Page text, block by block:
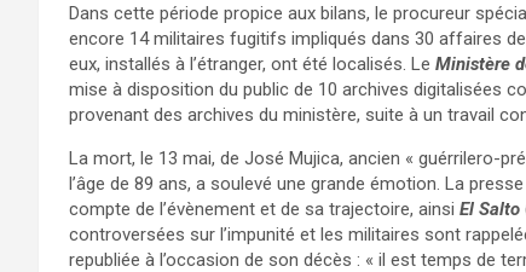
Dans cette période propice aux bilans, le procureur
encore 14 militaires fugitifs impliqués dans 30 affaires
eux, installés à l’étranger, ont été localisés. Le Ministère
mise à disposition du public de 10 archives digitalisées
provenant des archives du ministère, suite à un travail
La mort, le 13 mai, de José Mujica, ancien « guérrilero-
l’âge de 89 ans, a soulevé une grande émotion. La
compte de l’évènement et de sa trajectoire, ainsi El Salto
controversées sur l’impunité et les militaires sont
republiée à l’occasion de son décès : « il est temps de